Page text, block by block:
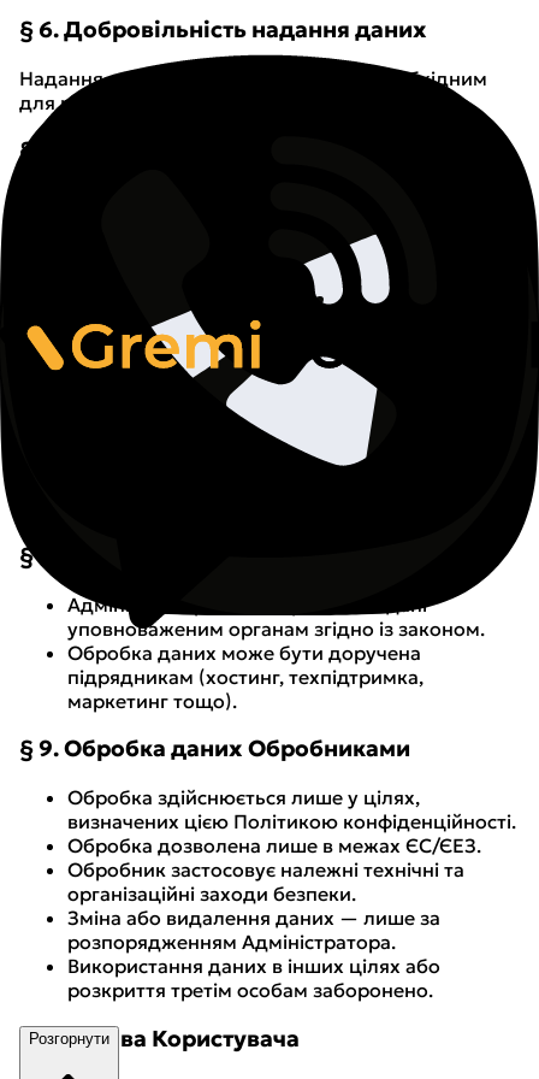
§ 6. Добровільність надання даних
Надання даних є добровільним, але необхідним
для реалізації зазначених цілей.
§ 7. Cookies
Cookies. З моменту підключення Користувача до
Сервісу фіксуються IP-адреса, тип пристрою, час
підключення та дані про активність.
Використовуються яксесійні Cookies
(видаляються після закриття браузера), так і
(зберігаються визначений час).
Користувач може змінювати налаштування або
видаляти Cookies у браузері. Обмеження
використання Cookies може вплинути на
§ 8. Права та обов’язки Адміністратора
Адміністратор може передавати дані
уповноваженим органам згідно із законом.
Обробка даних може бути доручена
підрядникам (хостинг, техпідтримка,
маркетинг тощо).
§ 9. Обробка даних Обробниками
Обробка здійснюється лише у цілях,
визначених цією Політикою конфіденційності.
Обробка дозволена лише в межах ЄС/ЄЕЗ.
Обробник застосовує належні технічні та
організаційні заходи безпеки.
Зміна або видалення даних — лише за
розпорядженням Адміністратора.
Використання даних в інших цілях або
розкриття третім особам заборонено.
§ 10. Права Користувача
Розгорнути